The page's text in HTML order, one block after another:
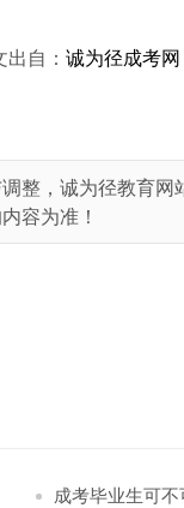
出自： 诚为径成考网
整，诚为径教育
容为准！
成考毕业生可